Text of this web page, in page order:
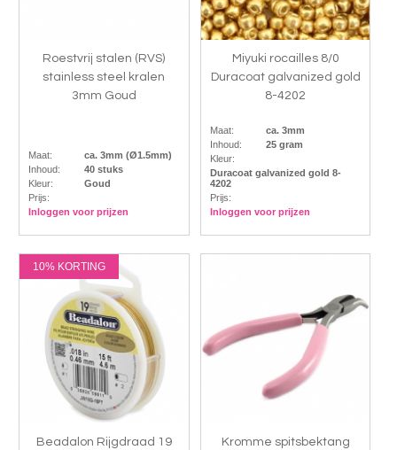
Roestvrij stalen (RVS)
stainless steel kralen
3mm Goud
Maat:
ca. 3mm (Ø1.5mm)
Inhoud:
40 stuks
Kleur:
Goud
Prijs:
Inloggen voor prijzen
Miyuki rocailles 8/0
Duracoat galvanized gold
8-4202
Maat:
ca. 3mm
Inhoud:
25 gram
Kleur:
Duracoat galvanized gold 8-
4202
Prijs:
Inloggen voor prijzen
10% KORTING
Beadalon Rijgdraad 19
Kromme spitsbektang